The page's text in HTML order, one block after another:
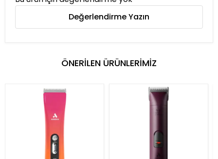
Değerlendirme Yazın
ÖNERİLEN ÜRÜNLERİMİZ